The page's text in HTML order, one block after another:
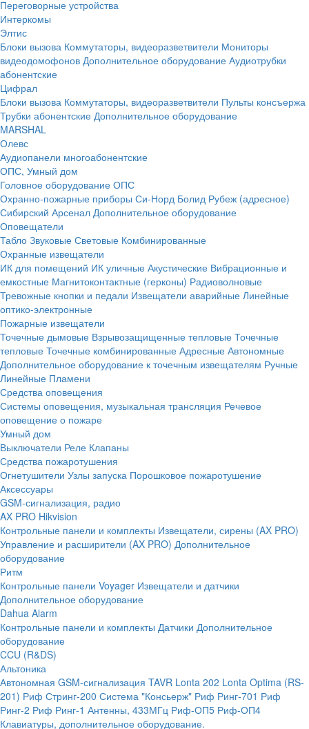
Переговорные устройства
Интеркомы
Элтис
Блоки вызова Коммутаторы, видеоразветвители Мониторы
видеодомофонов Дополнительное оборудование Аудиотрубки
абонентские
Цифрал
Блоки вызова Коммутаторы, видеоразветвители Пульты консъержа
Трубки абонентские Дополнительное оборудование
MARSHAL
Олевс
Аудиопанели многоабонентские
ОПС, Умный дом
Головное оборудование ОПС
Охранно-пожарные приборы Си-Норд Болид Рубеж (адресное)
Сибирский Арсенал Дополнительное оборудование
Оповещатели
Табло Звуковые Световые Комбинированные
Охранные извещатели
ИК для помещений ИК уличные Акустические Вибрационные и
емкостные Магнитоконтактные (герконы) Радиоволновые
Тревожные кнопки и педали Извещатели аварийные Линейные
оптико-электронные
Пожарные извещатели
Точечные дымовые Взрывозащищенные тепловые Точечные
тепловые Точечные комбинированные Адресные Автономные
Дополнительное оборудование к точечным извещателям Ручные
Линейные Пламени
Средства оповещения
Системы оповещения, музыкальная трансляция Речевое
оповещение о пожаре
Умный дом
Выключатели Реле Клапаны
Средства пожаротушения
Огнетушители Узлы запуска Порошковое пожаротушение
Аксессуары
GSM-сигнализация, радио
AX PRO Hikvision
Контрольные панели и комплекты Извещатели, сирены (AX PRO)
Управление и расширители (AX PRO) Дополнительное
оборудование
Ритм
Контрольные панели Voyager Извещатели и датчики
Дополнительное оборудование
Dahua Alarm
Контрольные панели и комплекты Датчики Дополнительное
оборудование
CCU (R&DS)
Альтоника
Автономная GSM-сигнализация TAVR Lonta 202 Lonta Optima (RS-
201) Риф Стринг-200 Система "Консьерж" Риф Ринг-701 Риф
Ринг-2 Риф Ринг-1 Антенны, 433МГц Риф-ОП5 Риф-ОП4
Клавиатуры, дополнительное оборудование.